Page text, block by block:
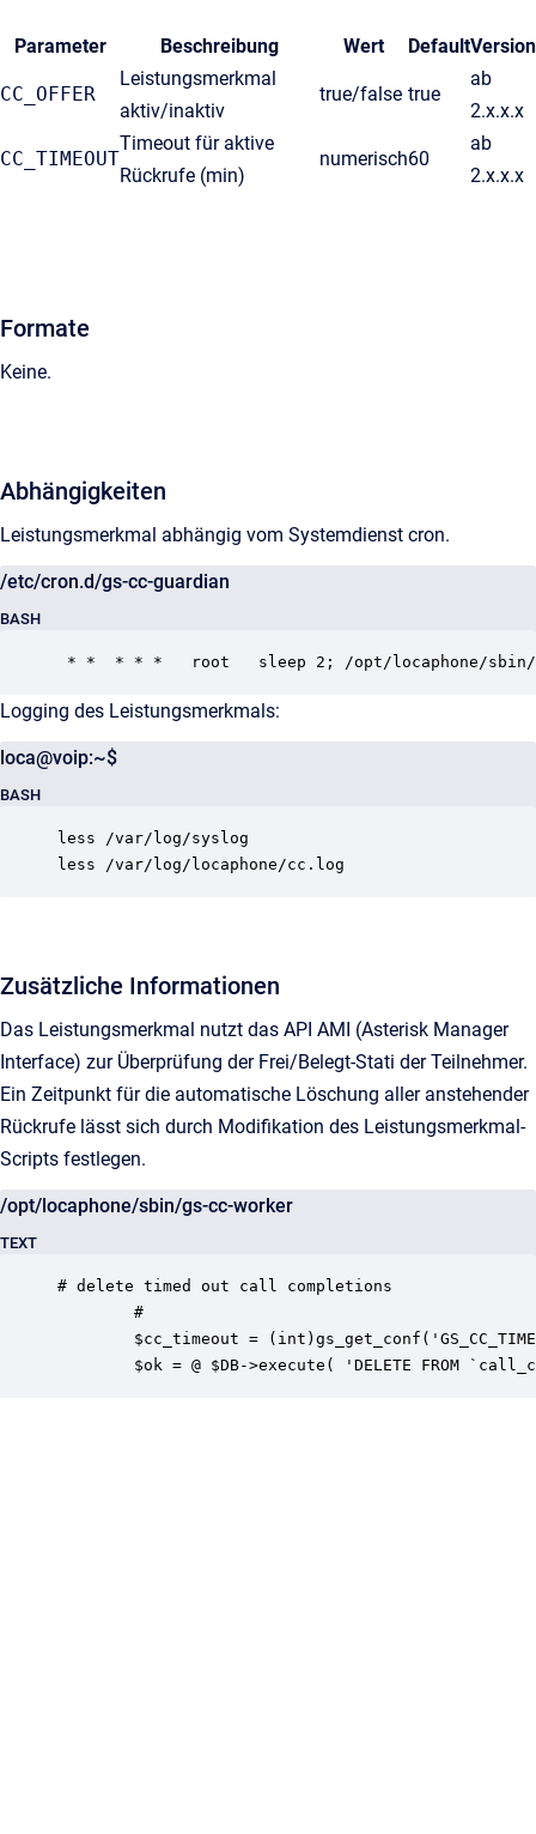
Parameter Beschreibung Wert DefaultVersion
CC_OFFER
Leistungsmerkmal
aktiv/inaktiv
true/false true
ab
2.x.x.x
CC_TIMEOUT
Timeout für aktive
Rückrufe (min)
numerisch60
ab
2.x.x.x
Formate
Keine.
Abhängigkeiten
Leistungsmerkmal abhängig vom Systemdienst cron.
/etc/cron.d/gs-cc-guardian
BASH
* *  * * *   root   sleep 2; /opt/locaphone/sbin/
Logging des Leistungsmerkmals:
loca@voip:~$
BASH
less /var/log/syslog
less /var/log/locaphone/cc.log
Zusätzliche Informationen
Das Leistungsmerkmal nutzt das API AMI (Asterisk Manager
Interface) zur Überprüfung der Frei/Belegt-Stati der Teilnehmer.
Ein Zeitpunkt für die automatische Löschung aller anstehender
Rückrufe lässt sich durch Modifikation des Leistungsmerkmal-
Scripts festlegen.
/opt/locaphone/sbin/gs-cc-worker
TEXT
# delete timed out call completions
        #
$cc_timeout =
$ok = @ $DB->execute( 'DELETE FROM